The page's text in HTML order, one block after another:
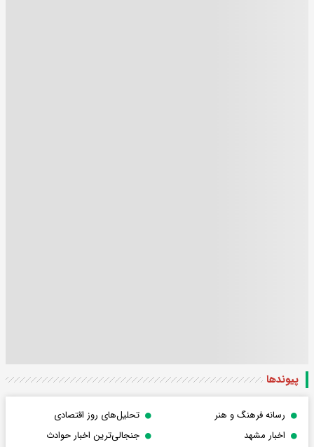
پیوندها
رسانه فرهنگ و هنر
تحلیل‌های روز اقتصادی
اخبار مشهد
جنجالی‌ترین اخبار حوادث